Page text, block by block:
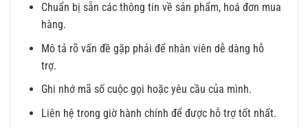
Chuẩn bị sẵn các thông tin về sản phẩm, hoá đơn mua
hàng.
Mô tả rõ vấn đề gặp phải để nhân viên dễ dàng hỗ
trợ.
Ghi nhớ mã số cuộc gọi hoặc yêu cầu của mình.
Liên hệ trong giờ hành chính để được hỗ trợ tốt nhất.